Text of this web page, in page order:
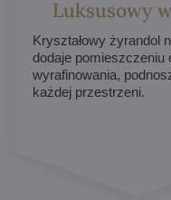
Luksusowy
Kryształowy żyrandol
dodaje pomieszczeniu
wyrafinowania,
każdej przestrzeni.